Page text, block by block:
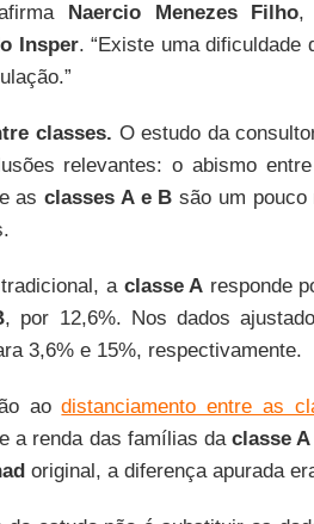
Naercio Menezes Filho,
Insper. “Existe uma dificuldade
classes. O estudo da
relevantes: o abismo
e asclasses A e B são um pouco
a classe A responde
, por 12,6%. Nos dados
3,6% e 15%, respectivamente.
aodistanciamento entre as
a renda das famílias daclasse A
original, a diferença apurada